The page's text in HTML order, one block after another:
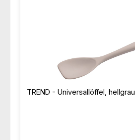
TREND - Universallöffel, hellgrau